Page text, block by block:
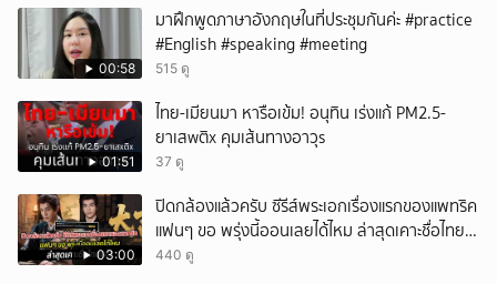
00:58
มาฝึกพูดภาษาอังกฤษในที่ประชุมกันค่ะ #practice
#English #speaking #meeting
515 ดู
01:51
ไทย-เมียนมา หารือเข้ม! อนุทิน เร่งแก้ PM2.5-
ยาเสwติx คุมเส้นทางอาวุs
37 ดู
03:00
ปิดกล้องแล้วครับ ซีรีส์พระเอกเรื่องแรกของแพทริค
แฟนๆ ขอ พรุ่งนี้ออนเลยได้ไหม ล่าสุดเคาะชื่อไทย
แล้ว
440 ดู